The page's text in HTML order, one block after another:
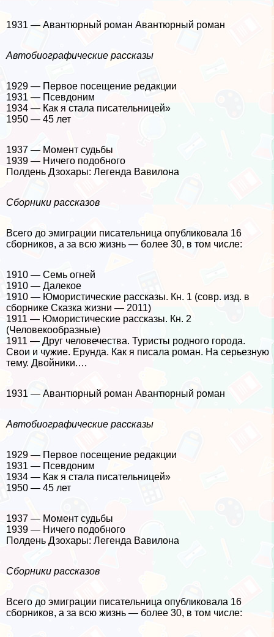
1931 — Авантюрный роман Авантюрный роман
Автобиографические рассказы
1929 — Первое посещение редакции
1931 — Псевдоним
1934 — Как я стала писательницей»
1950 — 45 лет
1937 — Момент судьбы
1939 — Ничего подобного
Полдень Дзохары: Легенда Вавилона
Сборники рассказов
Всего до эмиграции писательница опубликовала 16
сборников, а за всю жизнь — более 30, в том числе:
1910 — Семь огней
1910 — Далекое
1910 — Юмористические рассказы. Кн. 1 (совр. изд. в
сборнике Сказка жизни — 2011)
1911 — Юмористические рассказы. Кн. 2
(Человекообразные)
1911 — Друг человечества. Туристы родного города.
Свои и чужие. Ерунда. Как я писала роман. На серьезную
тему. Двойники.…
1931 — Авантюрный роман Авантюрный роман
Автобиографические рассказы
1929 — Первое посещение редакции
1931 — Псевдоним
1934 — Как я стала писательницей»
1950 — 45 лет
1937 — Момент судьбы
1939 — Ничего подобного
Полдень Дзохары: Легенда Вавилона
Сборники рассказов
Всего до эмиграции писательница опубликовала 16
сборников, а за всю жизнь — более 30, в том числе: